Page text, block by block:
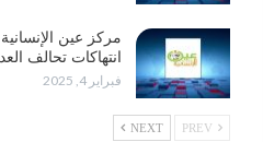
مركز عين
انتهاكات تحالف
فبراير 4, 2025
NEXT